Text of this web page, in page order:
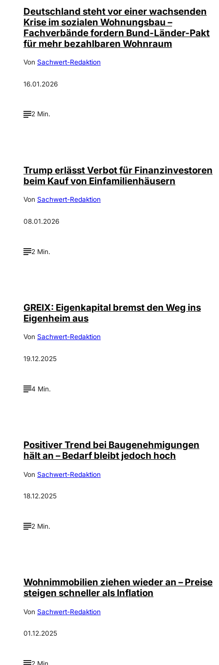
Deutschland steht vor einer wachsenden
Krise im sozialen Wohnungsbau –
Fachverbände fordern Bund-Länder-Pakt
für mehr bezahlbaren Wohnraum
Von Sachwert-Redaktion
16.01.2026
2 Min.
Trump erlässt Verbot für Finanzinvestoren
beim Kauf von Einfamilienhäusern
Von Sachwert-Redaktion
08.01.2026
2 Min.
GREIX: Eigenkapital bremst den Weg ins
Eigenheim aus
Von Sachwert-Redaktion
19.12.2025
4 Min.
Positiver Trend bei Baugenehmigungen
hält an – Bedarf bleibt jedoch hoch
Von Sachwert-Redaktion
18.12.2025
2 Min.
Wohnimmobilien ziehen wieder an – Preise
steigen schneller als Inflation
Von Sachwert-Redaktion
01.12.2025